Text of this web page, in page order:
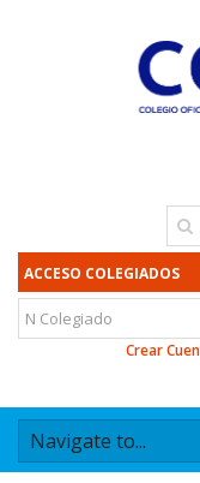
ACCESO COLEGIADOS
Crear